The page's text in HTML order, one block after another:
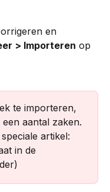
en
> Importeren op
te importeren,
aantal zaken.
artikel:
in de